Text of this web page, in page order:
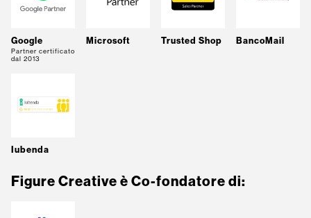
Google
Partner certificato
dal 2013
Microsoft Trusted Shop BancoMail
Iubenda
Figure Creative è Co-fondatore di: